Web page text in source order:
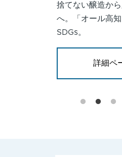
捨てない醸造か
へ。「オール高
SDGs。
詳細ペ